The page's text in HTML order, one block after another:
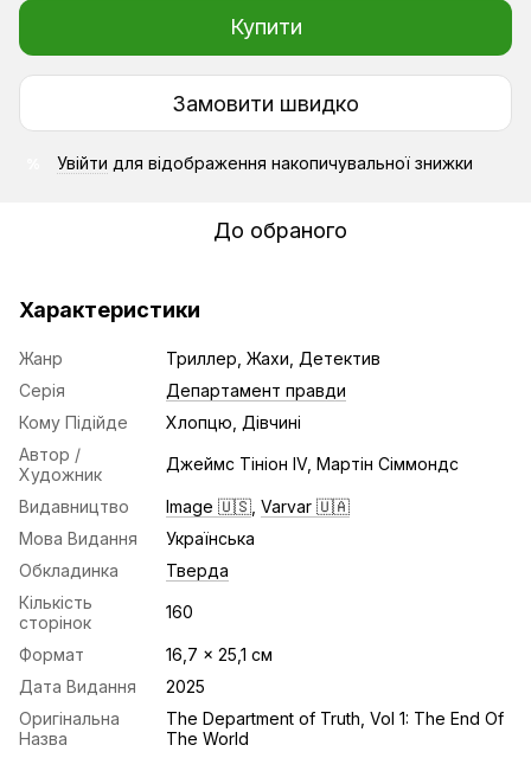
Купити
Замовити швидко
Увійти для відображення накопичувальної знижки
До обраного
Характеристики
Жанр
Триллер, Жахи, Детектив
Серія
Департамент правди
Кому Підійде
Хлопцю, Дівчині
Автор /
Художник
Джеймс Тініон IV, Мартін Сіммондс
Видавництво Image 🇺🇸 Varvar 🇺🇦
Мова Видання
Українська
Обкладинка
Тверда
Кількість
сторінок
160
Формат
16,7 x 25,1 см
Дата Видання
2025
Оригінальна
Назва
The Department of Truth, Vol 1: The End Of
The World